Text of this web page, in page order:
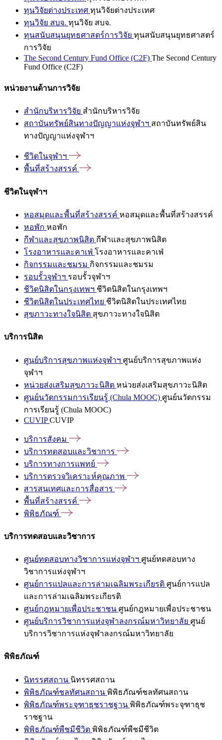
ทุนวิจัยต่างประเทศ ทุนวิจัยต่างประเทศ
ทุนวิจัย สบจ. ทุนวิจัย สบจ.
ทุนสนับสนุนยุทธศาสตร์การวิจัย ทุนสนับสนุนยุทธศาสตร์
การวิจัย
The Second Century Fund Office (C2F) The Second Century
Fund Office (C2F)
หน่วยงานด้านการวิจัย
สำนักบริหารวิจัย สำนักบริหารวิจัย
สถาบันทรัพย์สินทางปัญญาแห่งจุฬาฯ สถาบันทรัพย์สิน
ทางปัญญาแห่งจุฬาฯ
ชีวิตในจุฬาฯ
พื้นที่สร้างสรรค์
ชีวิตในจุฬาฯ
หอสมุดและพื้นที่สร้างสรรค์ หอสมุดและพื้นที่สร้างสรรค์
หอพัก หอพัก
กีฬาและสุขภาพนิสิต กีฬาและสุขภาพนิสิต
โรงอาหารและคาเฟ่ โรงอาหารและคาเฟ่
กิจกรรมและชมรม กิจกรรมและชมรม
รอบรั้วจุฬาฯ รอบรั้วจุฬาฯ
ชีวิตนิสิตในกรุงเทพฯ ชีวิตนิสิตในกรุงเทพฯ
ชีวิตนิสิตในประเทศไทย ชีวิตนิสิตในประเทศไทย
สุขภาวะทางใจนิสิต สุขภาวะทางใจนิสิต
บริการนิสิต
ศูนย์บริการสุขภาพแห่งจุฬาฯ ศูนย์บริการสุขภาพแห่ง
จุฬาฯ
หน่วยส่งเสริมสุขภาวะนิสิต หน่วยส่งเสริมสุขภาวะนิสิต
ศูนย์นวัตกรรมการเรียนรู้ (Chula MOOC) ศูนย์นวัตกรรม
การเรียนรู้ (Chula MOOC)
CUVIPCUVIP
บริการสังคม
บริการทดสอบและวิชาการ
บริการทางการแพทย์
บริการตรวจวิเคราะห์คุณภาพ
สารสนเทศและการสื่อสาร
พื้นที่สร้างสรรค์
พิพิธภัณฑ์
บริการทดสอบและวิชาการ
ศูนย์ทดสอบทางวิชาการแห่งจุฬาฯ ศูนย์ทดสอบทาง
วิชาการแห่งจุฬาฯ
ศูนย์การแปลและการล่ามเฉลิมพระเกียรติ ศูนย์การแปล
และการล่ามเฉลิมพระเกียรติ
ศูนย์กฎหมายเพื่อประชาชน ศูนย์กฎหมายเพื่อประชาชน
ศูนย์บริการวิชาการแห่งจุฬาลงกรณ์มหาวิทยาลัย ศูนย์
บริการวิชาการแห่งจุฬาลงกรณ์มหาวิทยาลัย
พิพิธภัณฑ์
นิทรรศสถาน นิทรรศสถาน
พิพิธภัณฑ์ชลทัศนสถาน พิพิธภัณฑ์ชลทัศนสถาน
พิพิธภัณฑ์พระจุฑาธุชราชฐาน พิพิธภัณฑ์พระจุฑาธุช
ราชฐาน
พิพิธภัณฑ์พืชมีชีวิต พิพิธภัณฑ์พืชมีชีวิต